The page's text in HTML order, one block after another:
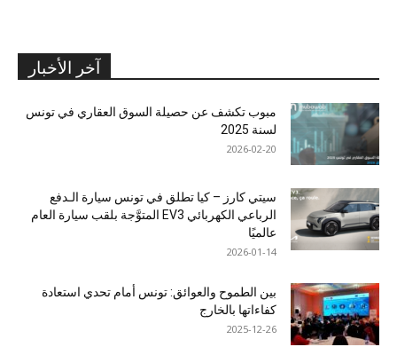
آخر الأخبار
مبوب تكشف عن حصيلة السوق العقاري في تونس
لسنة 2025
2026-02-20
سيتي كارز – كيا تطلق في تونس سيارة الـدفع
الرباعي الكهربائي EV3 المتوَّجة بلقب سيارة العام
عالميًا
2026-01-14
بين الطموح والعوائق: تونس أمام تحدي استعادة
كفاءاتها بالخارج
2025-12-26